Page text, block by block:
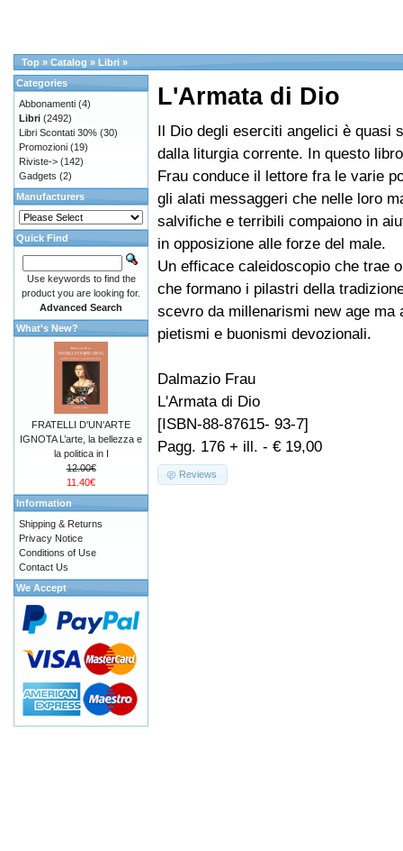
Top » Catalog » Libri »
L'Armata di Dio
Il Dio degli eserciti angelici è quasi
dalla liturgia corrente. In questo
Frau conduce il lettore fra le varie
gli alati messaggeri che nelle loro
salvifiche e terribili compaiono in
in opposizione alle forze del male.
Un efficace caleidoscopio che trae
che formano i pilastri della
scevro da millenarismi new age ma
pietismi e buonismi devozionali.
Dalmazio Frau
L'Armata di Dio
[ISBN-88-87615- 93-7]
Pagg. 176 + ill. - € 19,00
Reviews
Categories
Abbonamenti (4)
Libri (2492)
Libri Scontati 30% (30)
Promozioni (19)
Riviste-> (142)
Gadgets (2)
Manufacturers
Quick Find
Use keywords to find the
product you are looking for.
Advanced Search
What's New?
FRATELLI D'UN'ARTE
IGNOTA L’arte, la bellezza e
la politica in I
12.00€
11.40€
Information
Shipping & Returns
Privacy Notice
Conditions of Use
Contact Us
We Accept